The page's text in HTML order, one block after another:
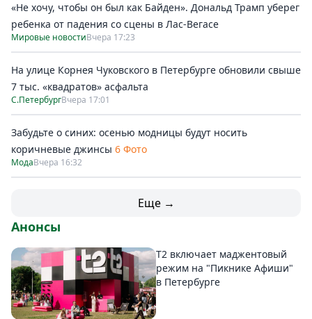
«Не хочу, чтобы он был как Байден». Дональд Трамп уберег
ребенка от падения со сцены в Лас-Вегасе
Мировые новостиВчера 17:23
На улице Корнея Чуковского в Петербурге обновили свыше
7 тыс. «квадратов» асфальта
С.ПетербургВчера 17:01
Забудьте о синих: осенью модницы будут носить
коричневые джинсы 6 Фото
МодаВчера 16:32
Еще →
Анонсы
Т2 включает маджентовый
режим на "Пикнике Афиши"
в Петербурге